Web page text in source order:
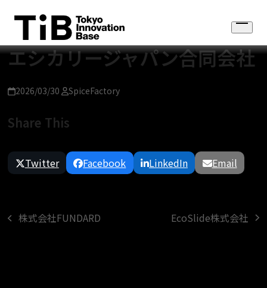
content
Open
menu
エシカリージャパン合同会社
2026/03/30 SpiceFactory
Share This
Twitter Facebook LinkedIn Email
previous
株式会社FUNDARD
next
EcoSlide株式会社